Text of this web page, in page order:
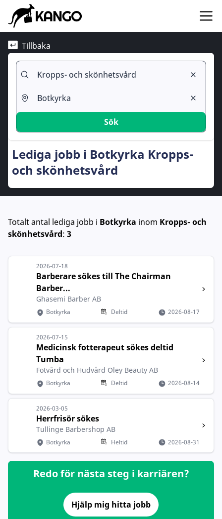
Tillbaka
Sök
Lediga jobb i Botkyrka Kropps-
och skönhetsvård
Totalt antal lediga jobb i Botkyrka inom Kropps- och
skönhetsvård: 3
2026-07-18
Barberare sökes till The Chairman
Barber...
Ghasemi Barber AB
Botkyrka Deltid 2026-08-17
2026-07-15
Medicinsk fotterapeut sökes deltid
Tumba
Fotvård och Hudvård Oley Beauty AB
Botkyrka Deltid 2026-08-14
2026-03-05
Herrfrisör sökes
Tullinge Barbershop AB
Botkyrka Heltid 2026-08-31
Redo för nästa steg i karriären?
Hjälp mig hitta jobb